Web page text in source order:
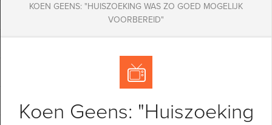
KOEN GEENS: "HUISZOEKING WAS ZO GOED MOGELIJK
VOORBEREID"
Koen Geens: "Huiszoeking